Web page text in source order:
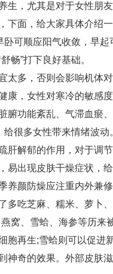
生，尤其是对于女性朋
下面，给大家具体介绍
卧可顺应阳气收敛，早
畅”打下良好基础。
太多，否则会影响机体
，女性对寒冷的敏感
腑功能紊乱、气滞血瘀
给很多女性带来情绪波
肝解郁的作用，对于调
易出现皮肤干燥症状，
养颜防燥应注重内外兼修
多吃芝麻、糯米、萝卜
窝、雪蛤、海参等历
胞再生;雪蛤则可以促
神奇的效果。外部皮肤